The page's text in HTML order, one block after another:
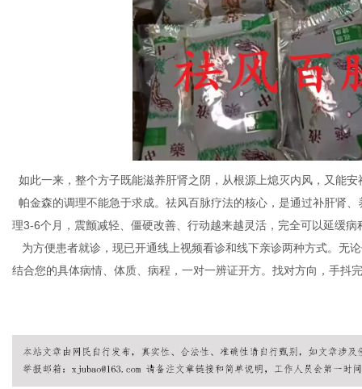
如此一来，整个方子既能滋养肝肾之阴，从根源上熄灭内风，又能
帕金森的调理不能急于求成。祛风百脉疗法的核心，是通过补肝肾
理3-6个月，震颤减轻、僵硬改善、行动越来越灵活，完全可以延缓
为方便患者就诊，现已开通线上视频看诊和线下亲诊两种方式。无
结合您的具体病情、体质、病程，一对一辨证开方。找对方向，手抖